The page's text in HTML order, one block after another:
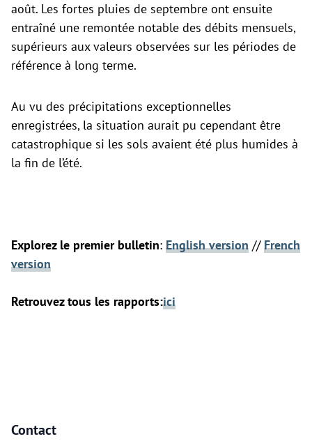
Contact
août. Les fortes pluies de septembre ont ensuite
entraîné une remontée notable des débits mensuels,
supérieurs aux valeurs observées sur les périodes de
référence à long terme.
Au vu des précipitations exceptionnelles
enregistrées, la situation aurait pu cependant être
catastrophique si les sols avaient été plus humides à
la fin de l’été.
Explorez le premier bulletin: English version //French
version
Retrouvez tous les rapports:ici